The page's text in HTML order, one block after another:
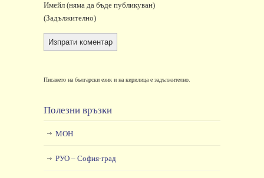
Имейл (няма да бъде публикуван)
(задължително)
Писането на български език и на кирилица е задължително.
Полезни връзки
МОН
РУО – София-град